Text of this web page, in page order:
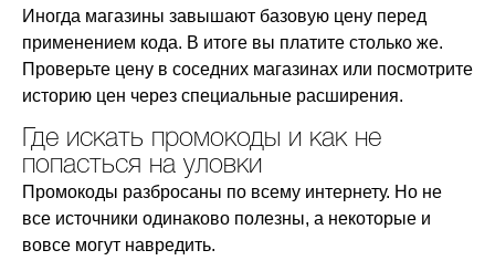
Иногда магазины завышают базовую цену перед
применением кода. В итоге вы платите столько же.
Проверьте цену в соседних магазинах или посмотрите
историю цен через специальные расширения.
Где искать промокоды и как не
попасться на уловки
Промокоды разбросаны по всему интернету. Но не
все источники одинаково полезны, а некоторые и
вовсе могут навредить.